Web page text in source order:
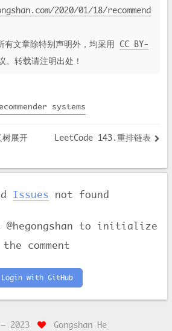
2020/01/18/recommend
有文章除特别声明外，均采用 CC BY-
。转载请注明出处！
systems
展开
LeetCode 143.重排链表
Issues not found
@hegongshan to initialize
the comment
Login with GitHub
2023 Gongshan He